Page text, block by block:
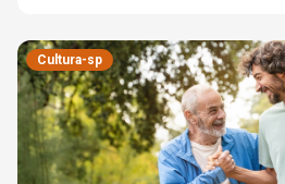
Cultura-sp